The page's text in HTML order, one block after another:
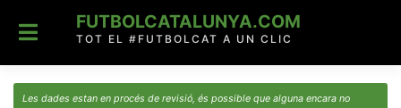
content
FUTBOLCATALUNYA.COM
TOT EL #FUTBOLCAT A UN CLIC
Les dades estan en procés de revisió, és possible que alguna encara no